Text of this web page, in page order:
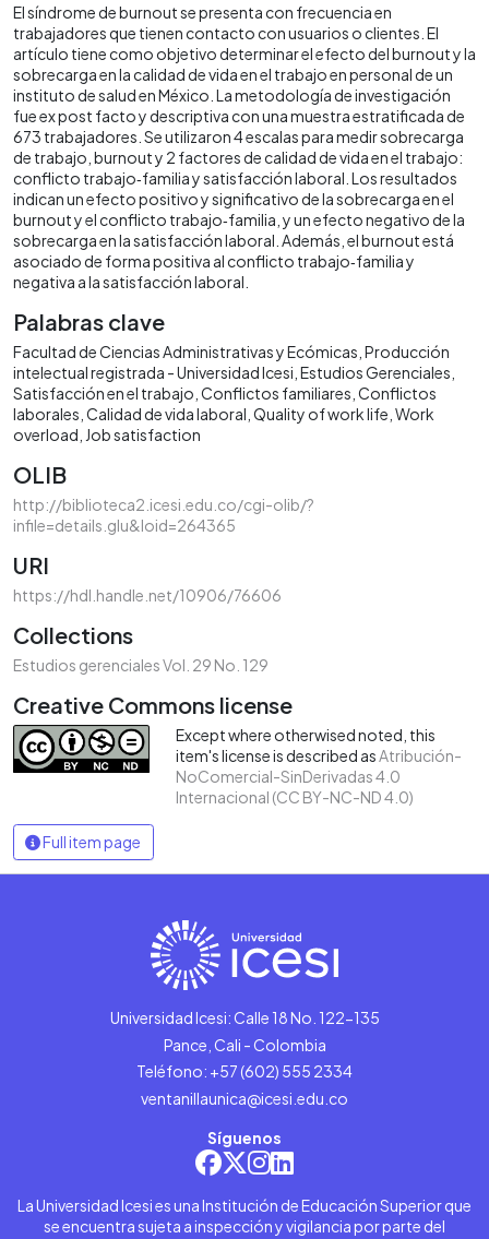
El síndrome de burnout se presenta con frecuencia en
trabajadores que tienen contacto con usuarios o clientes. El
artículo tiene como objetivo determinar el efecto del burnout y la
sobrecarga en la calidad de vida en el trabajo en personal de un
instituto de salud en México. La metodología de investigación
fue ex post facto y descriptiva con una muestra estratificada de
673 trabajadores. Se utilizaron 4 escalas para medir sobrecarga
de trabajo, burnout y 2 factores de calidad de vida en el trabajo:
conflicto trabajo‐familia y satisfacción laboral. Los resultados
indican un efecto positivo y significativo de la sobrecarga en el
burnout y el conflicto trabajo‐familia, y un efecto negativo de la
sobrecarga en la satisfacción laboral. Además, el burnout está
asociado de forma positiva al conflicto trabajo‐familia y
negativa a la satisfacción laboral.
Palabras clave
Facultad de Ciencias Administrativas y Ecómicas Producción
intelectual registrada - Universidad Icesi Estudios Gerenciales
Satisfacción en el trabajo Conflictos familiares Conflictos
laborales Calidad de vida laboral Quality of work life Work
overload Job satisfaction
OLIB
http://biblioteca2.icesi.edu.co/cgi-olib/?
infile=details.glu&loid=264365
URI
https://hdl.handle.net/10906/76606
Collections
Estudios gerenciales Vol. 29 No. 129
Creative Commons license
Except where otherwised noted, this
item's license is described asAtribución-
NoComercial-SinDerivadas 4.0
Internacional (CC BY-NC-ND 4.0)
Full item page
Universidad Icesi: Calle 18 No. 122-135
Pance, Cali - Colombia
Teléfono: +57 (602) 555 2334
ventanillaunica@icesi.edu.co
Síguenos
La Universidad Icesi es una Institución de Educación Superior que
se encuentra sujeta a inspección y vigilancia por parte del